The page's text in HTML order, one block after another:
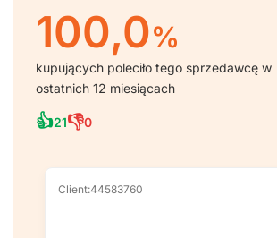
100,0%
kupujących poleciło tego sprzedawcę w
ostatnich 12 miesiącach
👍21👎0
Client:44583760